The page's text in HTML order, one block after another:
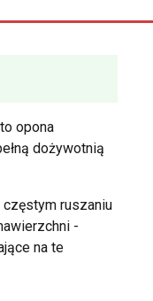
to opona
dożywotnią
częstym ruszaniu
-
na te